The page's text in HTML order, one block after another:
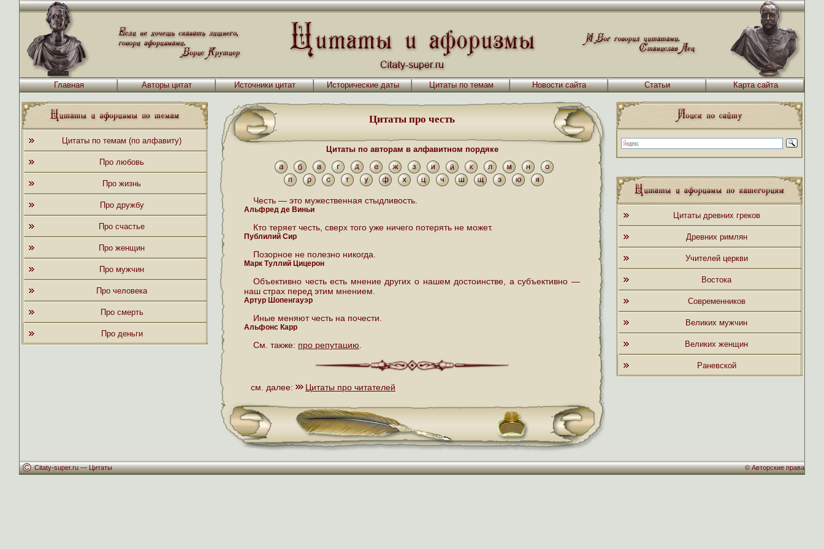
Главная Авторы цитат Источники цитат Исторические даты Цитаты по темам Новости сайта Статьи Карта сайта
Цитаты по темам (по алфавиту)
Про любовь
Про жизнь
Про дружбу
Про счастье
Про женщин
Про мужчин
Про человека
Про смерть
Про деньги
Цитаты про честь
Цитаты по авторам в алфавитном пордяке
Честь — это мужественная стыдливость.
Альфред де Виньи
Кто теряет честь, сверх того уже ничего потерять не может.
Публилий Сир
Позорное не полезно никогда.
Марк Туллий Цицерон
Объективно честь есть мнение других о нашем достоинстве, а субъективно —
наш страх перед этим мнением.
Артур Шопенгауэр
Иные меняют честь на почести.
Альфонс Карр
См. также: про репутацию
см. далее: Цитаты про читателей
Цитаты древних греков
Древних римлян
Учителей церкви
Востока
Современников
Великих мужчин
Великих женщин
Раневской
Citaty-super.ru —Цитаты ©Авторские права